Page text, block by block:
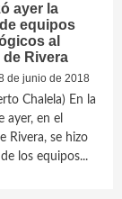
ayer la
equipos
al
de Rivera
de junio de 2018
Chalela) En la
ayer, en el
Rivera, se hizo
los equipos...